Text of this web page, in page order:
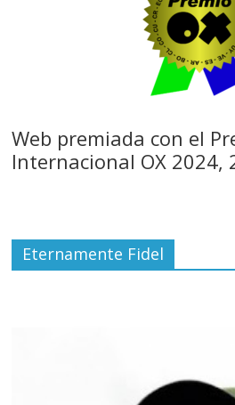
Web premiada con el
Internacional OX 2024,
Eternamente Fidel